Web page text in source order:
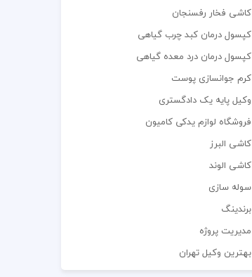
کاشی فخار رفسنجان
کپسول درمان کبد چرب گیاهی
کپسول درمان درد معده گیاهی
کرم جوانسازی پوست
وکیل پایه یک دادگستری
فروشگاه لوازم یدکی کامیون
کاشی البرز
کاشی الوند
سوله سازی
برندینگ
مدیریت پروژه
بهترین وکیل تهران